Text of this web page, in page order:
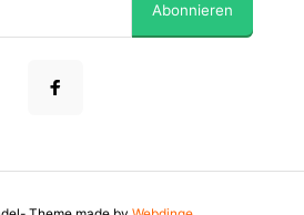
Abonnieren